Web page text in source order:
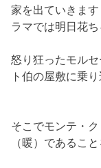
家を出ていきま
ラマでは明日花
怒り狂ったモル
ト伯の屋敷に乗り
そこでモンテ・
（暖）であるこ